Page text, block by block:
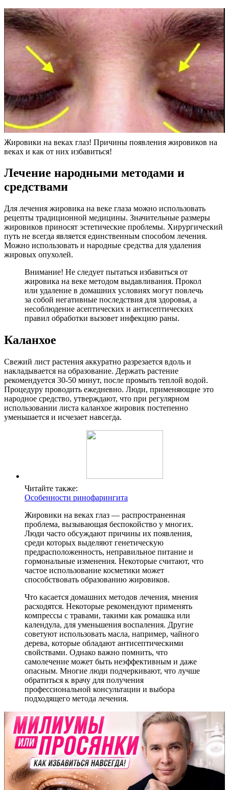
Жировики на веках глаз! Причины появления жировиков на
веках и как от них избавиться!
Лечение народными методами и
средствами
Для лечения жировика на веке глаза можно использовать
рецепты традиционной медицины. Значительные размеры
жировиков приносят эстетические проблемы. Хирургический
путь не всегда является единственным способом лечения.
Можно использовать и народные средства для удаления
жировых опухолей.
Внимание! Не следует пытаться избавиться от
жировика на веке методом выдавливания. Прокол
или удаление в домашних условиях могут повлечь
за собой негативные последствия для здоровья, а
несоблюдение асептических и антисептических
правил обработки вызовет инфекцию раны.
Каланхое
Свежий лист растения аккуратно разрезается вдоль и
накладывается на образование. Держать растение
рекомендуется 30-50 минут, после промыть теплой водой.
Процедуру проводить ежедневно. Люди, применяющие это
народное средство, утверждают, что при регулярном
использовании листа каланхое жировик постепенно
уменьшается и исчезает навсегда.
Читайте также:
Особенности ринофарингита
Жировики на веках глаз — распространенная
проблема, вызывающая беспокойство у многих.
Люди часто обсуждают причины их появления,
среди которых выделяют генетическую
предрасположенность, неправильное питание и
гормональные изменения. Некоторые считают, что
частое использование косметики может
способствовать образованию жировиков.
Что касается домашних методов лечения, мнения
расходятся. Некоторые рекомендуют применять
компрессы с травами, такими как ромашка или
календула, для уменьшения воспаления. Другие
советуют использовать масла, например, чайного
дерева, которые обладают антисептическими
свойствами. Однако важно помнить, что
самолечение может быть неэффективным и даже
опасным. Многие люди подчеркивают, что лучше
обратиться к врачу для получения
профессиональной консультации и выбора
подходящего метода лечения.